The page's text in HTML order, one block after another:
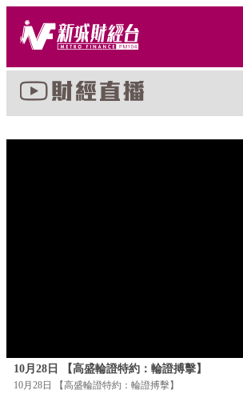
10月28日 【高盛輪證特約：輪證搏擊】
10月28日 【高盛輪證特約：輪證搏擊】